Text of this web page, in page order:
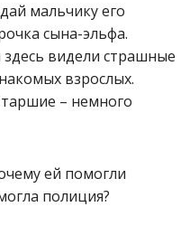
мальчику его
сына-эльфа.
видели страшные
взрослых.
– немного
ей помогли
полиция?